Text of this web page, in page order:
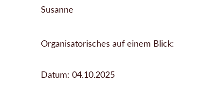
Susanne
Organisatorisches auf einem Blick:
Datum: 04.10.2025